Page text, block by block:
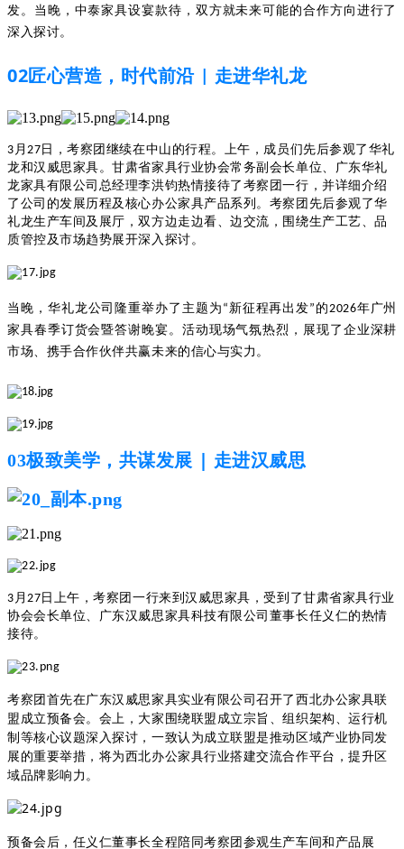
发。当晚，中泰家具设宴款待，双方就未来可能的合作方向进行了
深入探讨。
02匠心营造，时代前沿 走进华礼龙
3月27日，考察团继续在中山的行程。上午，成员们先后参观了华礼
龙和汉威思家具。甘肃省家具行业协会常务副会长单位、广东华礼
龙家具有限公司总经理李洪钧热情接待了考察团一行，并详细介绍
了公司的发展历程及核心办公家具产品系列。考察团先后参观了华
礼龙生产车间及展厅，双方边走边看、边交流，围绕生产工艺、品
质管控及市场趋势展开深入探讨。
当晚，华礼龙公司隆重举办了主题为“新征程再出发”的2026年广州
家具春季订货会暨答谢晚宴。活动现场气氛热烈，展现了企业深耕
市场、携手合作伙伴共赢未来的信心与实力。
03极致美学，共谋发展 | 走进汉威思
3月27日上午，考察团一行来到汉威思家具，受到了甘肃省家具行业
协会会长单位、广东汉威思家具科技有限公司董事长任义仁的热情
接待。
考察团首先在广东汉威思家具实业有限公司召开了西北办公家具联
盟成立预备会。会上，大家围绕联盟成立宗旨、组织架构、运行机
制等核心议题深入探讨，一致认为成立联盟是推动区域产业协同发
展的重要举措，将为西北办公家具行业搭建交流合作平台，提升区
域品牌影响力。
预备会后，任义仁董事长全程陪同考察团参观生产车间和产品展